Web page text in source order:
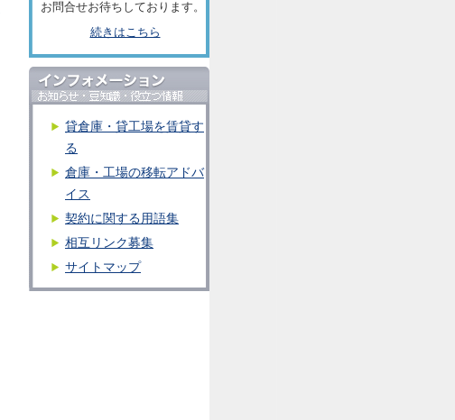
お問合せお待ちしております。
続きはこちら
貸倉庫・貸工場を賃貸す
る
倉庫・工場の移転アドバ
イス
契約に関する用語集
相互リンク募集
サイトマップ